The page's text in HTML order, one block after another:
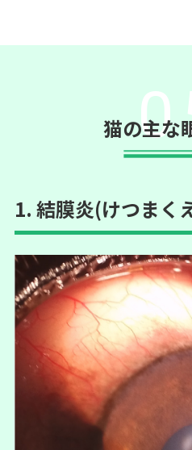
猫の主な
1. 結膜炎(けつまく